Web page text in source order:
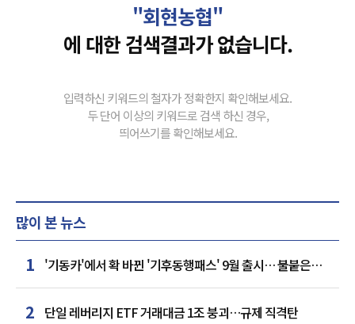
"회현농협"
에 대한 검색결과가 없습니다.
입력하신 키워드의 철자가 정확한지 확인해보세요.
두 단어 이상의 키워드로 검색 하신 경우,
띄어쓰기를 확인해보세요.
많이 본 뉴스
1 '기동카'에서 확 바뀐 '기후동행패스' 9월 출시… 불붙은
카드사 경쟁
2 단일 레버리지 ETF 거래대금 1조 붕괴…규제 직격탄